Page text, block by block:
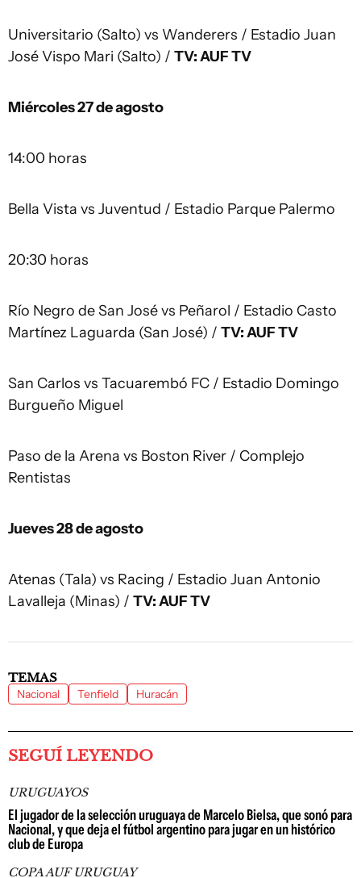
Universitario (Salto) vs Wanderers / Estadio Juan
José Vispo Mari (Salto) / TV: AUF TV
Miércoles 27 de agosto
14:00 horas
Bella Vista vs Juventud / Estadio Parque Palermo
20:30 horas
Río Negro de San José vs Peñarol / Estadio Casto
Martínez Laguarda (San José) / TV: AUF TV
San Carlos vs Tacuarembó FC / Estadio Domingo
Burgueño Miguel
Paso de la Arena vs Boston River / Complejo
Rentistas
Jueves 28 de agosto
Atenas (Tala) vs Racing / Estadio Juan Antonio
Lavalleja (Minas) / TV: AUF TV
TEMAS
Nacional Tenfield Huracán
SEGUÍ LEYENDO
URUGUAYOS
El jugador de la selección uruguaya de Marcelo Bielsa, que sonó para
Nacional, y que deja el fútbol argentino para jugar en un histórico
club de Europa
COPA AUF URUGUAY